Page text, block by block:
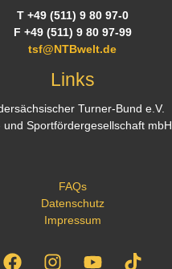
T +49 (511) 9 80 97-0
F +49 (511) 9 80 97-99
tsf@NTBwelt.de
Links
Turner-Bund e.V.
und Sportfördergesellschaft mbH
FAQs
Datenschutz
Impressum